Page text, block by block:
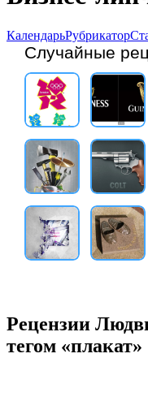
КалендарьРубрикатор
Случайные
Рецензии
тегом «плакат»